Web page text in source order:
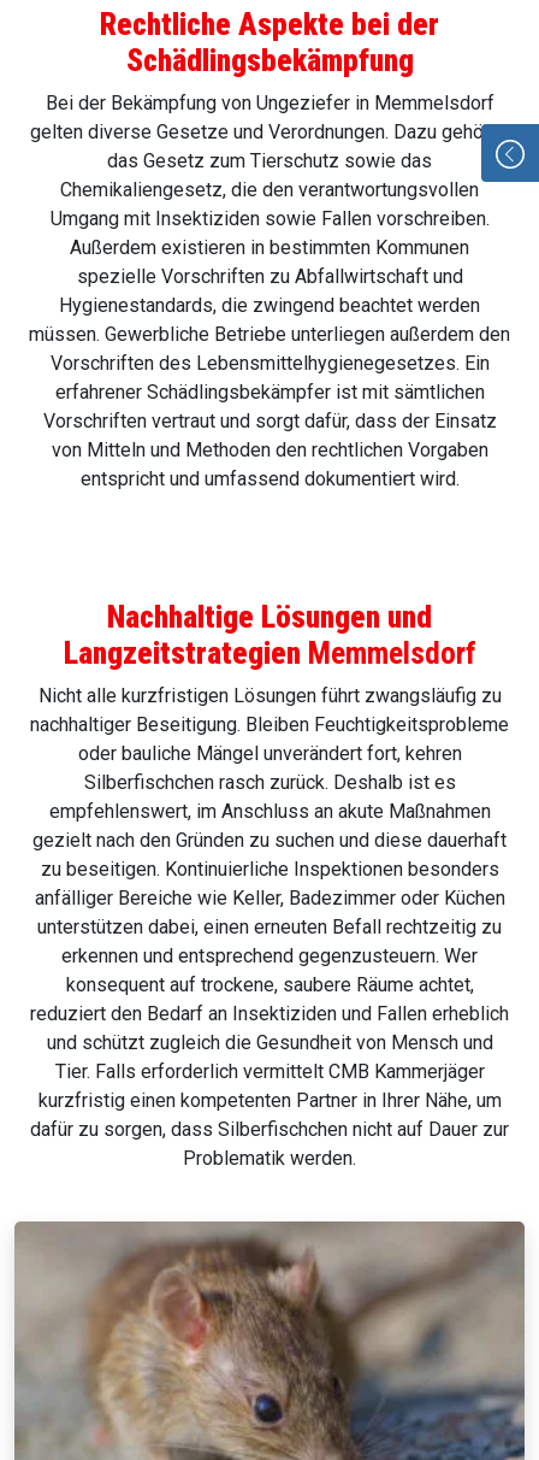
Rechtliche Aspekte bei der
Schädlingsbekämpfung
Bei der Bekämpfung von Ungeziefer in Memmelsdorf
gelten diverse Gesetze und Verordnungen. Dazu gehören
das Gesetz zum Tierschutz sowie das
Chemikaliengesetz, die den verantwortungsvollen
Umgang mit Insektiziden sowie Fallen vorschreiben.
Außerdem existieren in bestimmten Kommunen
spezielle Vorschriften zu Abfallwirtschaft und
Hygienestandards, die zwingend beachtet werden
müssen. Gewerbliche Betriebe unterliegen außerdem den
Vorschriften des Lebensmittelhygienegesetzes. Ein
erfahrener Schädlingsbekämpfer ist mit sämtlichen
Vorschriften vertraut und sorgt dafür, dass der Einsatz
von Mitteln und Methoden den rechtlichen Vorgaben
entspricht und umfassend dokumentiert wird.
Nachhaltige Lösungen und
Langzeitstrategien Memmelsdorf
Nicht alle kurzfristigen Lösungen führt zwangsläufig zu
nachhaltiger Beseitigung. Bleiben Feuchtigkeitsprobleme
oder bauliche Mängel unverändert fort, kehren
Silberfischchen rasch zurück. Deshalb ist es
empfehlenswert, im Anschluss an akute Maßnahmen
gezielt nach den Gründen zu suchen und diese dauerhaft
zu beseitigen. Kontinuierliche Inspektionen besonders
anfälliger Bereiche wie Keller, Badezimmer oder Küchen
unterstützen dabei, einen erneuten Befall rechtzeitig zu
erkennen und entsprechend gegenzusteuern. Wer
konsequent auf trockene, saubere Räume achtet,
reduziert den Bedarf an Insektiziden und Fallen erheblich
und schützt zugleich die Gesundheit von Mensch und
Tier. Falls erforderlich vermittelt CMB Kammerjäger
kurzfristig einen kompetenten Partner in Ihrer Nähe, um
dafür zu sorgen, dass Silberfischchen nicht auf Dauer zur
Problematik werden.